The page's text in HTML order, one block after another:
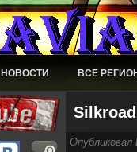
НОВОСТИ ВСЕ
Опубликовал